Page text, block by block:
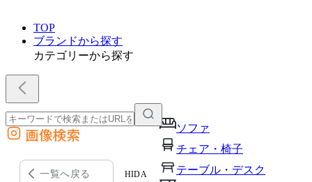
TOP
ブランドから探す
カテゴリーから探す
ソファ
チェア・椅子
テーブル・デスク
外部サイトの商品をカートに追加
他のサイトで見つけた商品ページのURLを貼り付けて、カートに追加できます
画像検索
一覧へ戻る HIDA